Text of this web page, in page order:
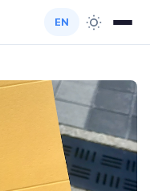
EN